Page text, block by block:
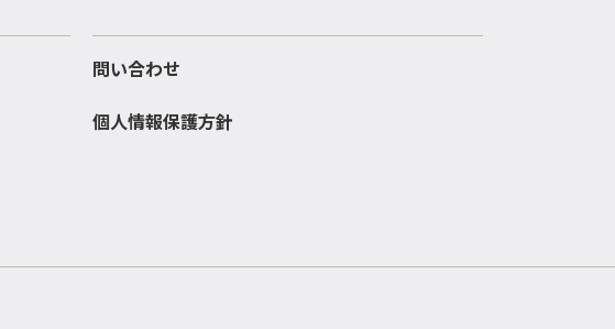
問い合わせ
個人情報保護方針